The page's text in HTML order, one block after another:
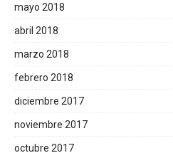
mayo 2018
abril 2018
marzo 2018
febrero 2018
diciembre 2017
noviembre 2017
octubre 2017